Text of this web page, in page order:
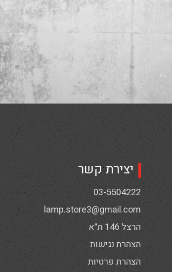
יצירת קשר
03-5504222
lamp.store3@gmail.com
הרצל 146 ת״א
הצהרת נגישות
הצהרת פרטיות